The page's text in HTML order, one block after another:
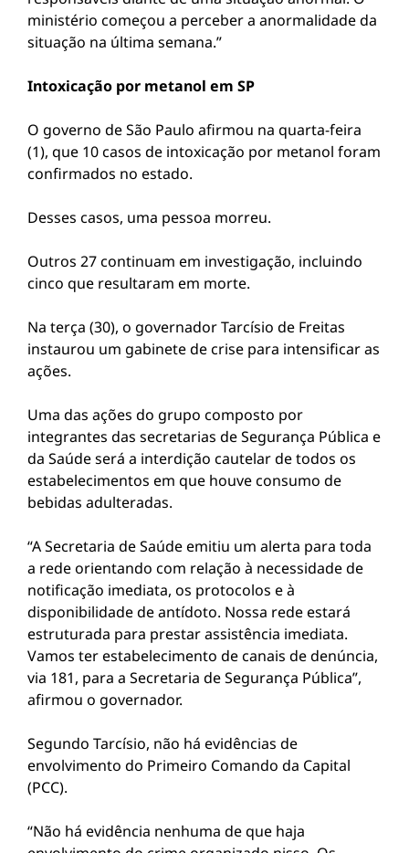
ministério começou a perceber a anormalidade da
situação na última semana.”
Intoxicação por metanol em SP
O governo de São Paulo afirmou na quarta-feira
(1), que 10 casos de intoxicação por metanol foram
confirmados no estado.
Desses casos, uma pessoa morreu.
Outros 27 continuam em investigação, incluindo
cinco que resultaram em morte.
Na terça (30), o governador Tarcísio de Freitas
instaurou um gabinete de crise para intensificar as
ações.
Uma das ações do grupo composto por
integrantes das secretarias de Segurança Pública e
da Saúde será a interdição cautelar de todos os
estabelecimentos em que houve consumo de
bebidas adulteradas.
“A Secretaria de Saúde emitiu um alerta para toda
a rede orientando com relação à necessidade de
notificação imediata, os protocolos e à
disponibilidade de antídoto. Nossa rede estará
estruturada para prestar assistência imediata.
Vamos ter estabelecimento de canais de denúncia,
via 181, para a Secretaria de Segurança Pública”,
afirmou o governador.
Segundo Tarcísio, não há evidências de
envolvimento do Primeiro Comando da Capital
(PCC).
“Não há evidência nenhuma de que haja